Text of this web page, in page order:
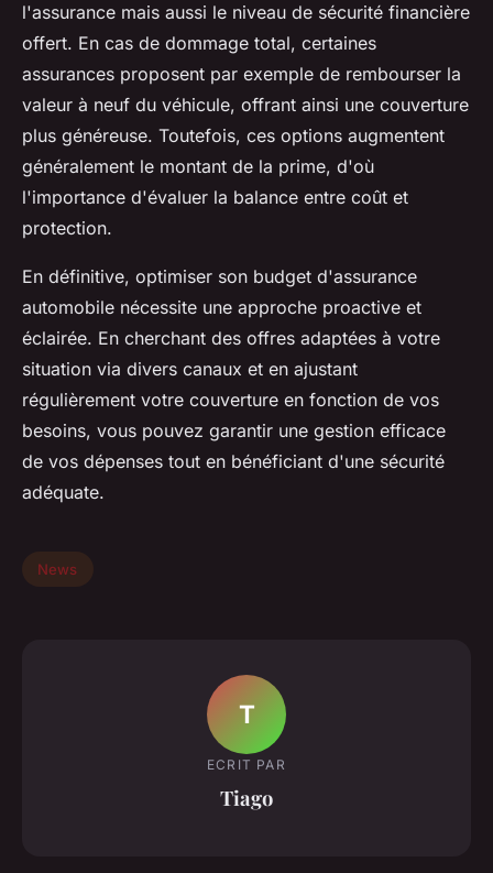
l'assurance mais aussi le niveau de sécurité financière
offert. En cas de dommage total, certaines
assurances proposent par exemple de rembourser la
valeur à neuf du véhicule, offrant ainsi une couverture
plus généreuse. Toutefois, ces options augmentent
généralement le montant de la prime, d'où
l'importance d'évaluer la balance entre coût et
protection.
En définitive, optimiser son budget d'assurance
automobile nécessite une approche proactive et
éclairée. En cherchant des offres adaptées à votre
situation via divers canaux et en ajustant
régulièrement votre couverture en fonction de vos
besoins, vous pouvez garantir une gestion efficace
de vos dépenses tout en bénéficiant d'une sécurité
adéquate.
News
T
ECRIT PAR
Tiago